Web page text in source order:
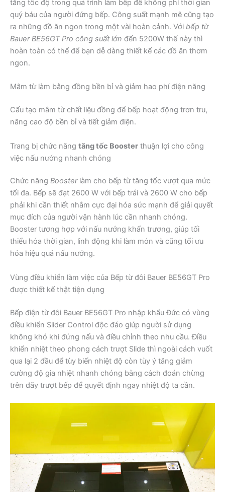
tăng tốc độ trong quá trình làm bếp để không phí thời gian
quý báu của người đứng bếp. Công suất mạnh mẽ cũng tạo
ra những đồ ăn ngon trong một vài hoàn cảnh. Với bếp từ
Bauer BE56GT Pro công suất lớn đến 5200W thế này thì
hoàn toàn có thể để bạn dễ dàng thiết kế các đồ ăn thơm
ngon.
Mâm từ làm bằng đồng bền bỉ và giảm hao phí điện năng
Cấu tạo mâm từ chất liệu đồng để bếp hoạt động trơn tru,
nâng cao độ bền bỉ và tiết giảm điện.
Trang bị chức năng tăng tốc Booster thuận lợi cho công
việc nấu nướng nhanh chóng
Chức năng Boosterlàm cho bếp từ tăng tốc vượt qua mức
tối đa. Bếp sẽ đạt 2600 W với bếp trái và 2600 W cho bếp
phải khi cần thiết nhằm cực đại hóa sức mạnh để giải quyết
mục đích của người vận hành lúc cần nhanh chóng.
Booster tương hợp với nấu nướng khẩn trương, giúp tối
thiểu hóa thời gian, linh động khi làm món và cũng tối ưu
hóa hiệu quả nấu nướng.
Vùng điều khiển làm việc của Bếp từ đôi Bauer BE56GT Pro
được thiết kế thật tiện dụng
Bếp điện từ đôi Bauer BE56GT Pro nhập khẩu Đức có vùng
điều khiển Slider Control độc đáo giúp người sử dụng
không khó khi đứng nấu và điều chỉnh theo nhu cầu. Điều
khiển nhiệt theo phong cách trượt Slide thì ngoài cách vuốt
qua lại 2 đầu để tùy biến nhiệt độ còn tùy ý tăng giảm
cường độ gia nhiệt nhanh chóng bằng cách đoán chừng
trên dãy trượt bếp để quyết định ngay nhiệt độ ta cần.